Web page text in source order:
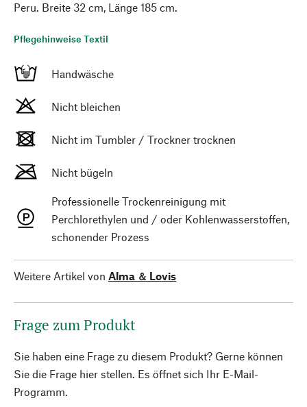
Peru. Breite 32 cm, Länge 185 cm.
Pflegehinweise Textil
Handwäsche
Nicht bleichen
Nicht im Tumbler / Trockner trocknen
Nicht bügeln
Professionelle Trockenreinigung mit
Perchlorethylen und / oder Kohlenwasserstoffen,
schonender Prozess
Weitere Artikel von Alma ＆ Lovis
Frage zum Produkt
Sie haben eine Frage zu diesem Produkt? Gerne können
Sie die Frage hier stellen. Es öffnet sich Ihr E-Mail-
Programm.